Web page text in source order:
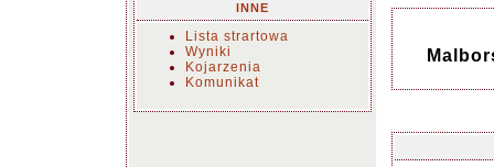
INNE
Lista strartowa
Wyniki
Kojarzenia
Komunikat